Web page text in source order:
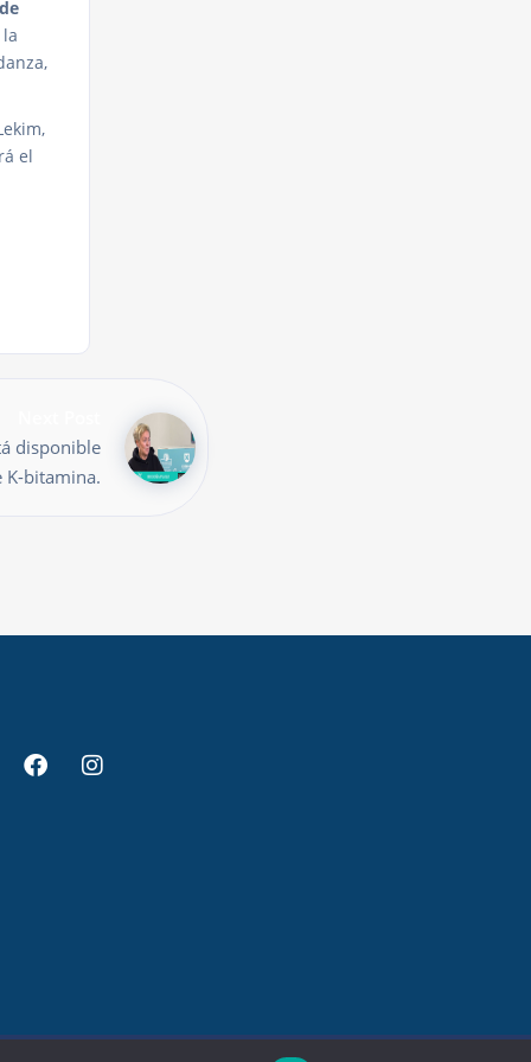
el
disponible
K-bitamina.